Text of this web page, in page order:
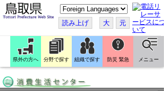
こ
の
ペ
ー
ジ
翻
訳
す
読み上げ 大 元
県外の方へ 分野で探す 組織で探す 防災 緊急 メニュー